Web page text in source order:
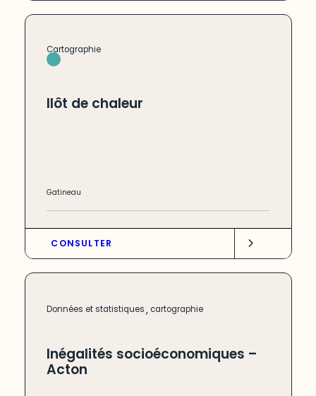
Cartographie
Ilôt de chaleur
Gatineau
CONSULTER
Données et statistiques, cartographie
Inégalités socioéconomiques –
Acton